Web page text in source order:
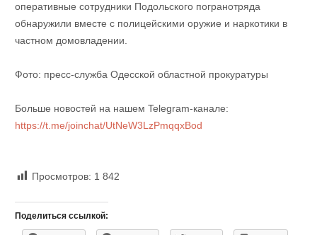
оперативные сотрудники Подольского погранотряда
обнаружили вместе с полицейскими оружие и наркотики в
частном домовладении.
Фото: пресс-служба Одесской областной прокуратуры
Больше новостей на нашем Telegram-канале:
https://t.me/joinchat/UtNeW3LzPmqqxBod
Просмотров: 1 842
Поделиться ссылкой: